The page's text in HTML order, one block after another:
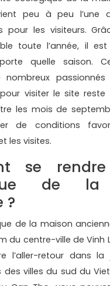
peu à peu l’une
pour les visiteurs.
toute l’année, il est
quelle saison.
nombreux
visiter le site reste
les mois de
de conditions
les visites.
se
de la
?
de la maison
du centre-ville de Vinh
l’aller-retour dans la
des villes du sud du